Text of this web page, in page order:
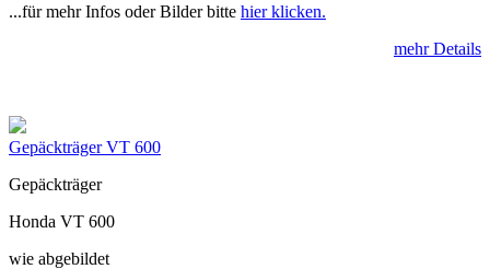
...für mehr Infos oder Bilder bitte hier klicken.
mehr Details
Gepäckträger VT 600
Gepäckträger
Honda VT 600
wie abgebildet